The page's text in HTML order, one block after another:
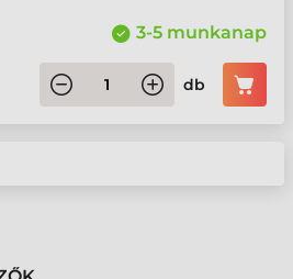
3-5 munkanap
db